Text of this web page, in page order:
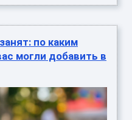
по каким
могли добавить в